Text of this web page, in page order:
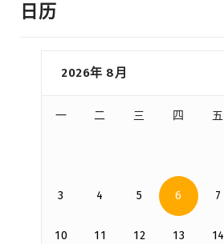
日历
2026年 8月
一 二 三 四 五
3 4 5 6 7
10 11 12 13 14